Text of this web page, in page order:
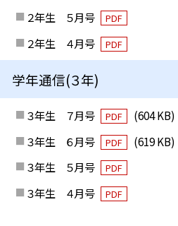
２年生 ５月号
PDF
２年生 ４月号 PDF
学年通信(３年)
３年生 ７月号 PDF
(604 KB)
３年生 ６月号
PDF
(619 KB)
３年生 ５月号
PDF
３年生 ４月号 PDF